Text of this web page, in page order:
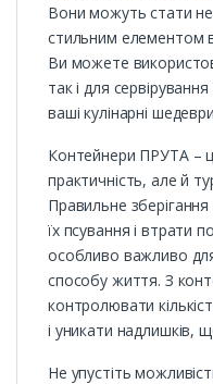
Вони можуть стати
стильним елементом
Ви можете
так і для
ваші кулінарні
Контейнери ПРУТА –
практичність, але й
Правильне
їх псування і втрати
особливо важливо
способу життя. З
контролювати
і уникати надлишків,
Не упустіть